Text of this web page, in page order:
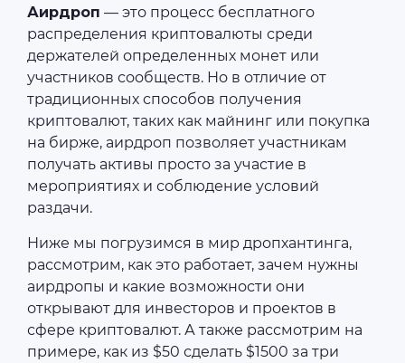
Аирдроп — это процесс бесплатного
распределения криптовалюты среди
держателей определенных монет или
участников сообществ. Но в отличие от
традиционных способов получения
криптовалют, таких как майнинг или покупка
на бирже, аирдроп позволяет участникам
получать активы просто за участие в
мероприятиях и соблюдение условий
раздачи.
Ниже мы погрузимся в мир дропхантинга,
рассмотрим, как это работает, зачем нужны
аирдропы и какие возможности они
открывают для инвесторов и проектов в
сфере криптовалют. А также рассмотрим на
примере, как из $50 сделать $1500 за три